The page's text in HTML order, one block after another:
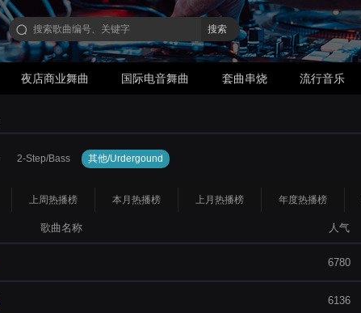
搜索
夜店商业舞曲 国际电音舞曲 套曲串烧 流行音乐
2-Step/Bass 其他/Urdergound
上周热播榜 本月热播榜 上月热播榜 年度热播榜
歌曲名称 人气
6780
6136